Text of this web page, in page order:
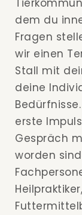
dem du
Fragen
wir einen
Stall mit
deine
erste
Gespräch
worden